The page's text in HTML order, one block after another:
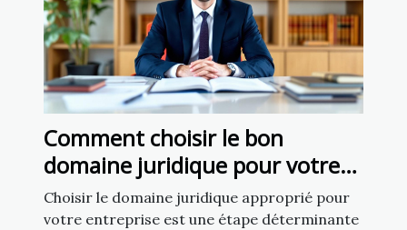
Comment choisir le bon
domaine juridique pour votre
affaire
Choisir le domaine juridique approprié pour
votre entreprise est une étape déterminante